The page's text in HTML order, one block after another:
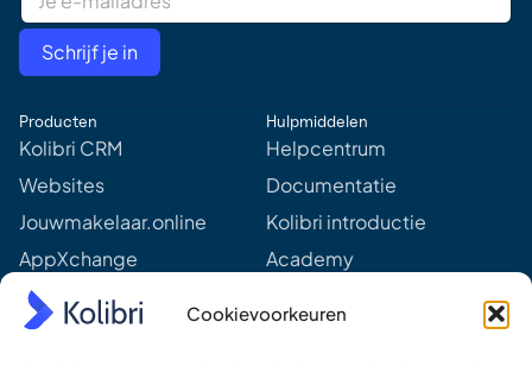
Cookievoorkeuren
a
l
d
r
s
*
Schrijf je in
Producten
Kolibri CRM
Websites
Jouwmakelaar.online
AppXchange
Mediapartners
Prijzen
Hulpmiddelen
Helpcentrum
Documentatie
Kolibri introductie
Academy
Aankomende webinars &
events